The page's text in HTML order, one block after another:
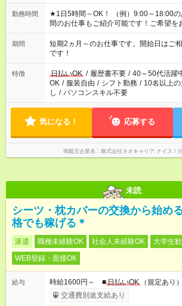
勤務時間
★1日5時間～OK！ （例）9:00～18:00
間のお仕事もご紹介可能です！ご希望を
庭の都合でお休みが必要な場合も遠慮な
週最低15時間以上の勤務が必要です
期間
短期2ヵ月～のお仕事です。開始日は
です！
特徴 日払いOK / 履歴書不要 / 40～50代活躍
OK / 服装自由 / シフト勤務 / 10名以上
し / パソコンスキル不要
気になる！ 応募する
掲載元企業名 株式会社ネオキャリア ナイス！
未読
シーツ・枕カバーの交換から始め
格でも稼げる＊
派遣 職種未経験OK 社会人未経験OK 大学生
WEB登録・面接OK
給与 時給1600円～ ■日払いOK
（規定あり
交通費別途支給あり